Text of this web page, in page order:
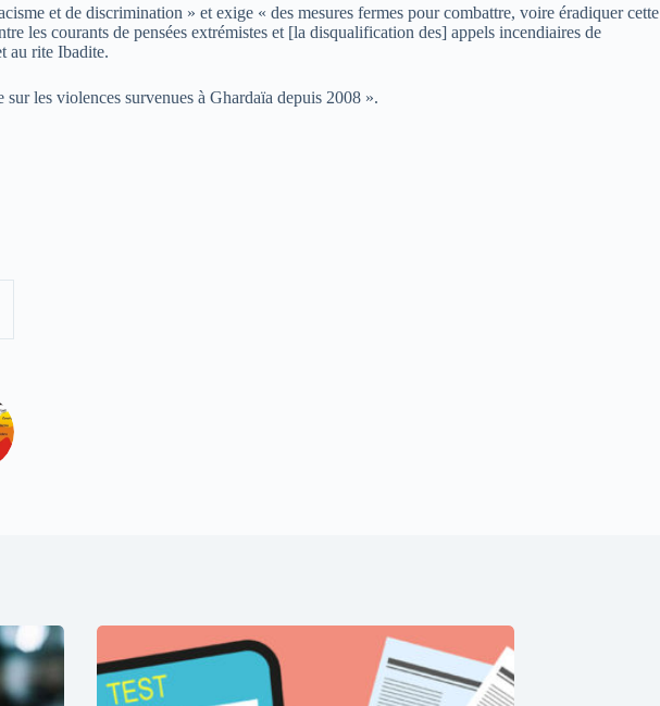
et de discrimination » et exige « des mesures fermes pour combattre, voire éradiquer cette
les courants de pensées extrémistes et [la disqualification des] appels incendiaires de
au rite Ibadite.
les violences survenues à Ghardaïa depuis 2008 ».